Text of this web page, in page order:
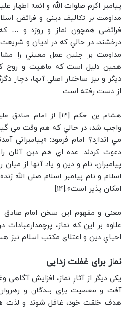
پیامبر اکرم صلوات الله و ائمه اطهار
مداومت بر تکالیف دینی و فرائض
فرائضی همچون نماز و روزه و …
درخشند، در حالي که در اديان و
مداومت بر چنين عمل معيني را
همين دليل است که ماهیت و روح
ديگر و نیز ساختار اصلي آنها، دچار
از دست رفته است.
هشام بن حكم [13] از امام
واجب شد، در حالي كه هم وقت مي
مي اندازد؟ امام فرمود: «پيامبراني
دعوت كردند. عده اي هم دين آنان را
پيامبران، نام و دين و ياد آنها از
اسلام و نام پيامبر اسلام صلی الله
امكان پذير است».[14]
معنی و مفهوم این سخن امام صادق
علاوه بر این كه نماز، پرچمدارعبادات
احياي دين و اعتلای مکتب اسلام نیز
نماز برای غفلت زدایی
یکی دیگر از آثارِ نماز، افزایش آگاهی
آفت و معصیت براى بندگان و
هدف خلقت خود، غافل شوند و لذت